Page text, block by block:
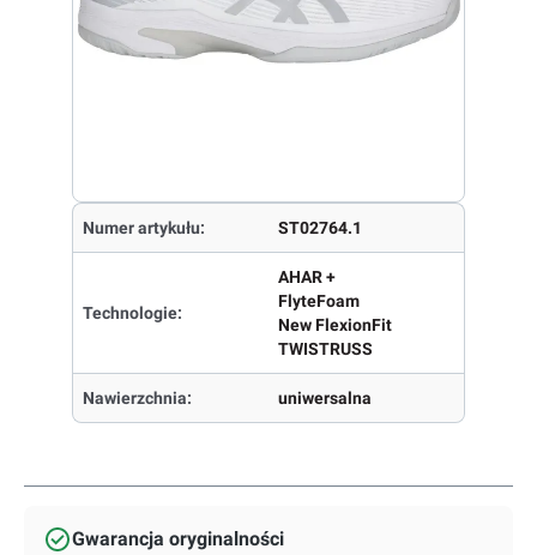
Numer artykułu: ST02764.1
Technologie:
AHAR +
FlyteFoam
New FlexionFit
TWISTRUSS
Nawierzchnia: uniwersalna
Gwarancja oryginalności